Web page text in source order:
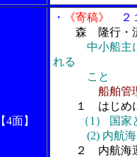
【4面】
・ 《寄稿》
２
森 隆行・
中小船主
れる
こと
船舶管
１ はじめ
（1） 国
(2) 内航海運
２ 内航海運